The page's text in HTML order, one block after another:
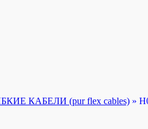
КАБЕЛИ (pur flex cables) »